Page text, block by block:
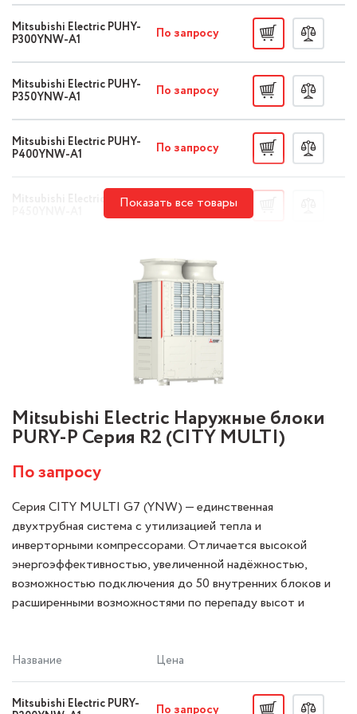
Mitsubishi Electric PUHY-
P300YNW-A1
По запросу
Mitsubishi Electric PUHY-
P350YNW-A1
По запросу
Mitsubishi Electric PUHY-
P400YNW-A1
По запросу
Mitsubishi Electric PUHY-
По запросу
Показать все товары
Mitsubishi Electric Наружные блоки
PURY-P Серия R2 (CITY MULTI)
По запросу
Серия CITY MULTI G7 (YNW) — единственная
двухтрубная система с утилизацией тепла и
инверторными компрессорами. Отличается высокой
энергоэффективностью, увеличенной надёжностью,
возможностью подключения до 50 внутренних блоков и
расширенными возможностями по перепаду высот и
Название Цена
Mitsubishi Electric PURY-
По запросу